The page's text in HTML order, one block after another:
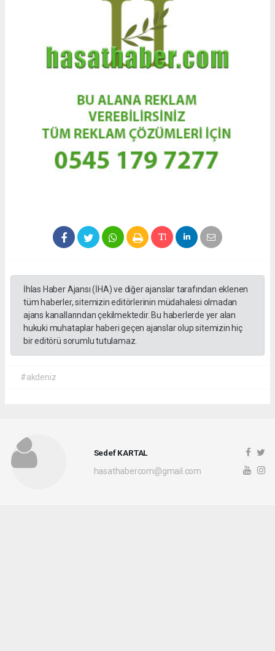
İhlas Haber Ajansı (İHA) ve diğer ajanslar tarafından eklenen
tüm haberler, sitemizin editörlerinin müdahalesi olmadan
ajans kanallarından çekilmektedir. Bu haberlerde yer alan
hukuki muhataplar haberi geçen ajanslar olup sitemizin hiç
bir editörü sorumlu tutulamaz.
#akdeniz
Sedef KARTAL
hasathabercom@gmail.com